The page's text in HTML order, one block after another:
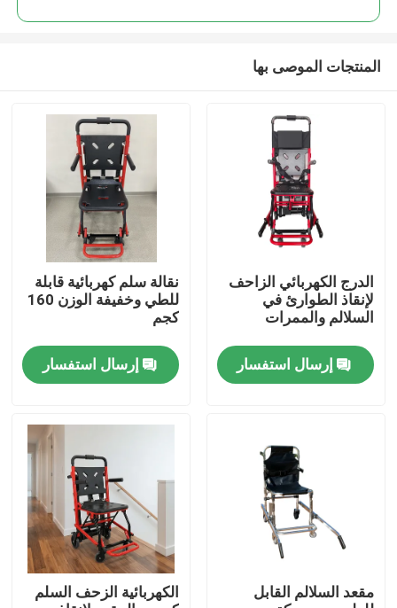
المنتجات
فيديوهات
المنتجات الموصى بها
الدرج الكهربائي الزاحف
لإنقاذ الطوارئ في
السلالم والممرات
إرسال استفسار
نقالة سلم كهربائية قابلة
للطي وخفيفة الوزن 160
كجم
إرسال استفسار
مقعد السلالم القابل
الكهربائية الزحف السلم